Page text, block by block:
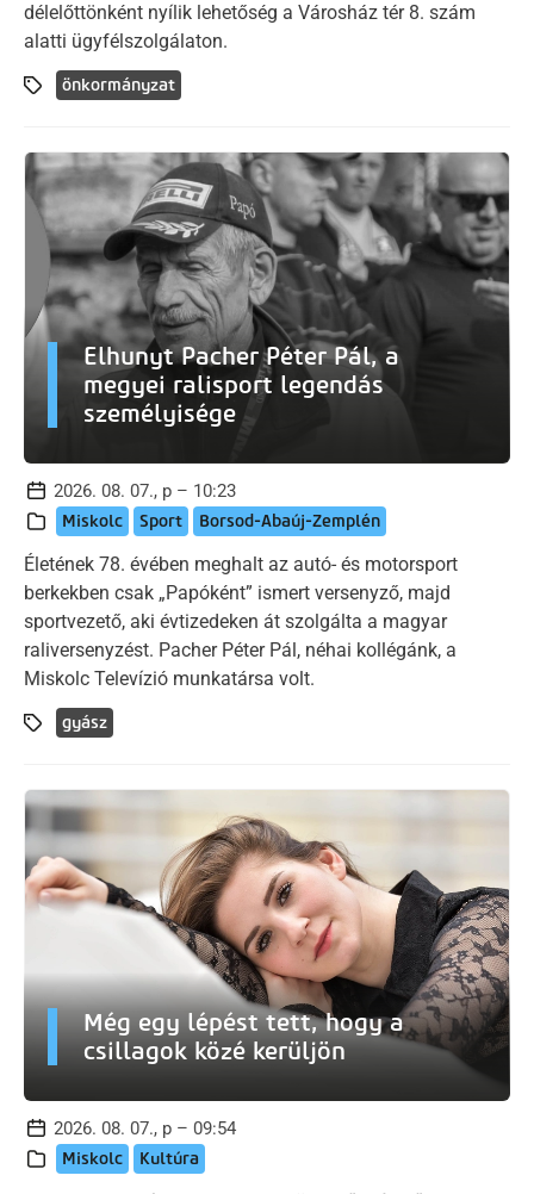
délelőttönként nyílik lehetőség a Városház tér 8. szám
alatti ügyfélszolgálaton.
önkormányzat
Elhunyt Pacher Péter Pál, a
megyei ralisport legendás
személyisége
2026. 08. 07., p – 10:23
Miskolc Sport Borsod-Abaúj-Zemplén
Életének 78. évében meghalt az autó- és motorsport
berkekben csak „Papóként” ismert versenyző, majd
sportvezető, aki évtizedeken át szolgálta a magyar
raliversenyzést. Pacher Péter Pál, néhai kollégánk, a
Miskolc Televízió munkatársa volt.
gyász
Még egy lépést tett, hogy a
csillagok közé kerüljön
2026. 08. 07., p – 09:54
Miskolc Kultúra